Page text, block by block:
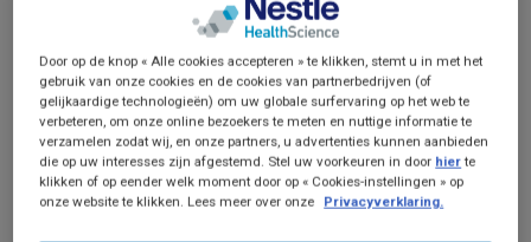
Door op de knop « Alle cookies accepteren » te klikken, stemt u in met het
gebruik van onze cookies en de cookies van partnerbedrijven (of
gelijkaardige technologieën) om uw globale surfervaring op het web te
verbeteren, om onze online bezoekers te meten en nuttige informatie te
verzamelen zodat wij, en onze partners, u advertenties kunnen aanbieden
die op uw interesses zijn afgestemd. Stel uw voorkeuren in door hierte
klikken of op eender welk moment door op « Cookies-instellingen » op
onze website te klikken. Lees meer over onze
Privacyverklaring.